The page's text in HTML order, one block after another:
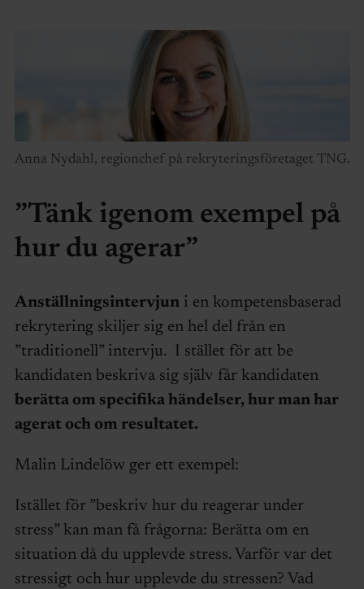
Anna Nydahl, regionchef på rekryteringsföretaget TNG.
”Tänk igenom exempel på
hur du agerar”
Anställningsintervjuni en kompetensbaserad
rekrytering skiljer sig en hel del från en
”traditionell” intervju. I stället för att be
kandidaten beskriva sig själv får kandidaten
berätta om specifika händelser, hur man har
agerat och om resultatet.
Malin Lindelöw ger ett exempel:
Istället för ”beskriv hur du reagerar under
stress” kan man få frågorna: Berätta om en
situation då du upplevde stress. Varför var det
stressigt och hur upplevde du stressen? Vad